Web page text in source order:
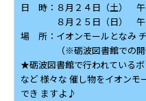
日 時：８月２４日（土） 午
８月２５日（日） 午前
場 所：イオンモールとなみ
（※砺波図書館での開催で
★砺波図書館で行われている
など 様々な 催し物をイオンモ
でき ますよ♪